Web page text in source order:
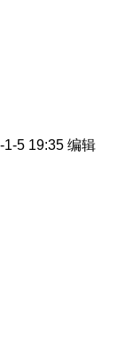
5 19:35 编辑